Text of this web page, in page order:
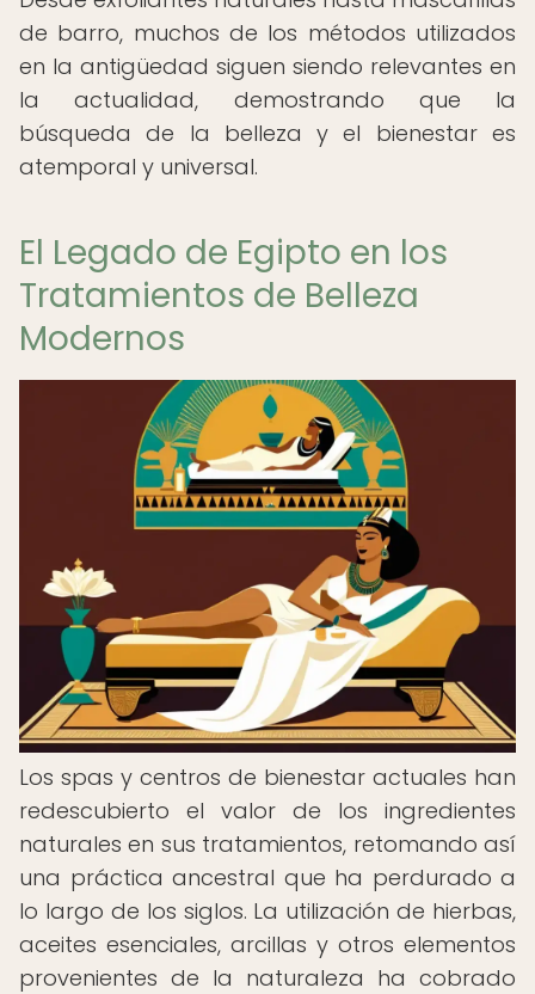
de barro, muchos de los métodos utilizados
en la antigüedad siguen siendo relevantes en
la actualidad, demostrando que la
búsqueda de la belleza y el bienestar es
atemporal y universal.
El Legado de Egipto en los
Tratamientos de Belleza
Modernos
Los spas y centros de bienestar actuales han
redescubierto el valor de los ingredientes
naturales en sus tratamientos, retomando así
una práctica ancestral que ha perdurado a
lo largo de los siglos. La utilización de hierbas,
aceites esenciales, arcillas y otros elementos
provenientes de la naturaleza ha cobrado